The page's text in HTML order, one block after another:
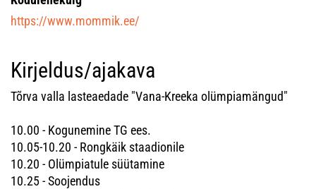
https://www.mommik.ee/
Kirjeldus/ajakava
Tõrva valla lasteaedade "Vana-Kreeka olümpiamängud"
10.00 - Kogunemine TG ees.
10.05-10.20 - Rongkäik staadionile
10.20 - Olümpiatule süütamine
10.25 - Soojendus